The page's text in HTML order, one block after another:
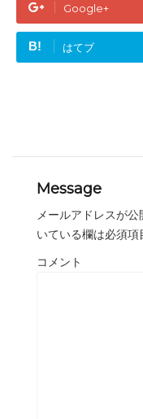
Google+
B! はてブ
Message
メールアドレスが公
いている欄は必須項
コメント